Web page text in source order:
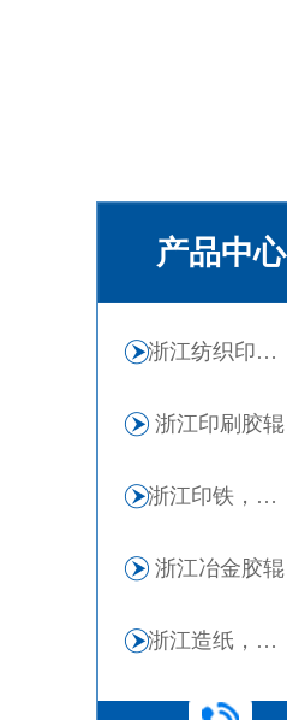
产品中心
浙江纺织印染胶辊
浙江印刷胶辊
浙江印铁，强融剂胶辊
浙江冶金胶辊
浙江造纸，输送胶辊